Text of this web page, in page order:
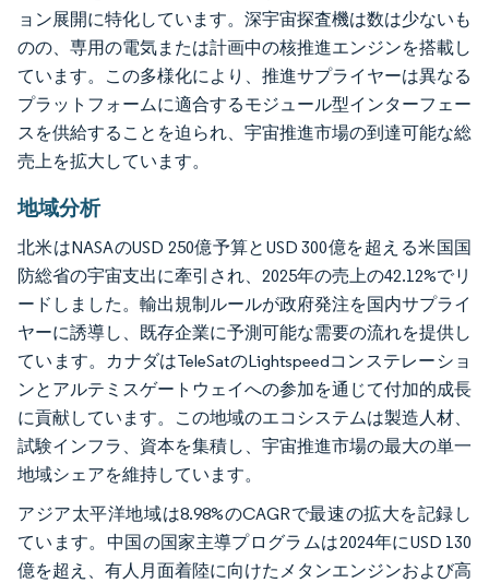
ョン展開に特化しています。深宇宙探査機は数は少ないも
のの、専用の電気または計画中の核推進エンジンを搭載し
ています。この多様化により、推進サプライヤーは異なる
プラットフォームに適合するモジュール型インターフェー
スを供給することを迫られ、宇宙推進市場の到達可能な総
売上を拡大しています。
地域分析
北米はNASAのUSD 250億予算とUSD 300億を超える米国国
防総省の宇宙支出に牽引され、2025年の売上の42.12%でリ
ードしました。輸出規制ルールが政府発注を国内サプライ
ヤーに誘導し、既存企業に予測可能な需要の流れを提供し
ています。カナダはTeleSatのLightspeedコンステレーショ
ンとアルテミスゲートウェイへの参加を通じて付加的成長
に貢献しています。この地域のエコシステムは製造人材、
試験インフラ、資本を集積し、宇宙推進市場の最大の単一
地域シェアを維持しています。
アジア太平洋地域は8.98%のCAGRで最速の拡大を記録し
ています。中国の国家主導プログラムは2024年にUSD 130
億を超え、有人月面着陸に向けたメタンエンジンおよび高